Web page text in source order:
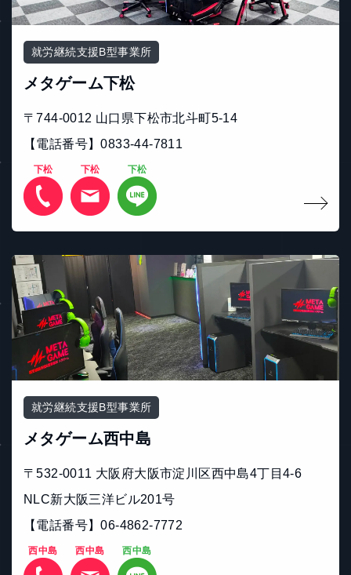
就労継続支援B型事業所
メタゲーム下松
〒744-0012 山口県下松市北斗町5-14
【電話番号】0833-44-7811
下松 下松 下松
就労継続支援B型事業所
メタゲーム西中島
〒532-0011 大阪府大阪市淀川区西中島4丁目4-6
NLC新大阪三洋ビル201号
【電話番号】06-4862-7772
西中島 西中島 西中島